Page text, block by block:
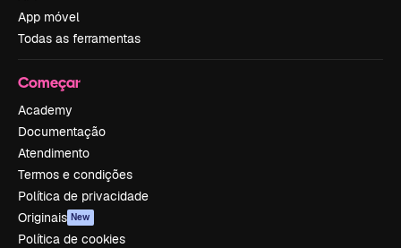
App móvel
Todas as ferramentas
Começar
Academy
Documentação
Atendimento
Termos e condições
Política de privacidade
Originais New
Política de cookies